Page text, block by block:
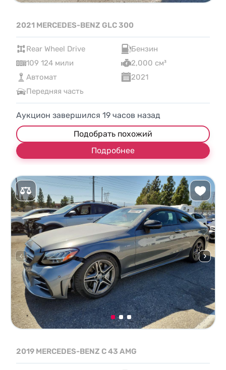
2021 MERCEDES-BENZ GLC 300
Rear Wheel Drive
Бензин
109 124 мили
2,000 см³
Автомат
2021
Передняя часть
Аукцион завершился 19 часов назад
Подобрать похожий
Подробнее
2019 MERCEDES-BENZ C 43 AMG